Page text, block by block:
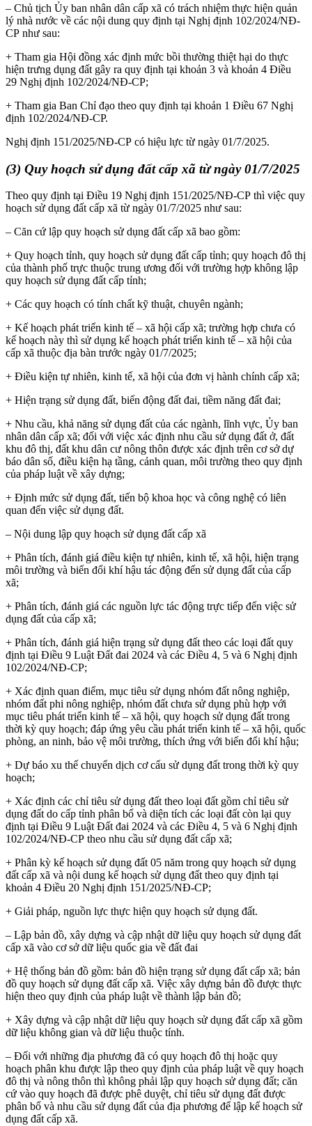
– Chủ tịch Ủy ban nhân dân cấp xã có trách nhiệm thực hiện quản
lý nhà nước về các nội dung quy định tại Nghị định 102/2024/NĐ-
CP như sau:
+ Tham gia Hội đồng xác định mức bồi thường thiệt hại do thực
hiện trưng dụng đất gây ra quy định tại khoản 3 và khoản 4 Điều
29 Nghị định 102/2024/NĐ-CP;
+ Tham gia Ban Chỉ đạo theo quy định tại khoản 1 Điều 67 Nghị
định 102/2024/NĐ-CP.
Nghị định 151/2025/NĐ-CP có hiệu lực từ ngày 01/7/2025.
(3) Quy hoạch sử dụng đất cấp xã từ ngày 01/7/2025
Theo quy định tại Điều 19 Nghị định 151/2025/NĐ-CP thì việc quy
hoạch sử dụng đất cấp xã từ ngày 01/7/2025 như sau:
– Căn cứ lập quy hoạch sử dụng đất cấp xã bao gồm:
+ Quy hoạch tỉnh, quy hoạch sử dụng đất cấp tỉnh; quy hoạch đô thị
của thành phố trực thuộc trung ương đối với trường hợp không lập
quy hoạch sử dụng đất cấp tỉnh;
+ Các quy hoạch có tính chất kỹ thuật, chuyên ngành;
+ Kế hoạch phát triển kinh tế – xã hội cấp xã; trường hợp chưa có
kế hoạch này thì sử dụng kế hoạch phát triển kinh tế – xã hội của
cấp xã thuộc địa bàn trước ngày 01/7/2025;
+ Điều kiện tự nhiên, kinh tế, xã hội của đơn vị hành chính cấp xã;
+ Hiện trạng sử dụng đất, biến động đất đai, tiềm năng đất đai;
+ Nhu cầu, khả năng sử dụng đất của các ngành, lĩnh vực, Ủy ban
nhân dân cấp xã; đối với việc xác định nhu cầu sử dụng đất ở, đất
khu đô thị, đất khu dân cư nông thôn được xác định trên cơ sở dự
báo dân số, điều kiện hạ tầng, cảnh quan, môi trường theo quy định
của pháp luật về xây dựng;
+ Định mức sử dụng đất, tiến bộ khoa học và công nghệ có liên
quan đến việc sử dụng đất.
– Nội dung lập quy hoạch sử dụng đất cấp xã
+ Phân tích, đánh giá điều kiện tự nhiên, kinh tế, xã hội, hiện trạng
môi trường và biến đổi khí hậu tác động đến sử dụng đất của cấp
xã;
+ Phân tích, đánh giá các nguồn lực tác động trực tiếp đến việc sử
dụng đất của cấp xã;
+ Phân tích, đánh giá hiện trạng sử dụng đất theo các loại đất quy
định tại Điều 9 Luật Đất đai 2024 và các Điều 4, 5 và 6 Nghị định
102/2024/NĐ-CP;
+ Xác định quan điểm, mục tiêu sử dụng nhóm đất nông nghiệp,
nhóm đất phi nông nghiệp, nhóm đất chưa sử dụng phù hợp với
mục tiêu phát triển kinh tế – xã hội, quy hoạch sử dụng đất trong
thời kỳ quy hoạch; đáp ứng yêu cầu phát triển kinh tế – xã hội, quốc
phòng, an ninh, bảo vệ môi trường, thích ứng với biến đổi khí hậu;
+ Dự báo xu thế chuyển dịch cơ cấu sử dụng đất trong thời kỳ quy
hoạch;
+ Xác định các chỉ tiêu sử dụng đất theo loại đất gồm chỉ tiêu sử
dụng đất do cấp tỉnh phân bổ và diện tích các loại đất còn lại quy
định tại Điều 9 Luật Đất đai 2024 và các Điều 4, 5 và 6 Nghị định
102/2024/NĐ-CP theo nhu cầu sử dụng đất cấp xã;
+ Phân kỳ kế hoạch sử dụng đất 05 năm trong quy hoạch sử dụng
đất cấp xã và nội dung kế hoạch sử dụng đất theo quy định tại
khoản 4 Điều 20 Nghị định 151/2025/NĐ-CP;
+ Giải pháp, nguồn lực thực hiện quy hoạch sử dụng đất.
– Lập bản đồ, xây dựng và cập nhật dữ liệu quy hoạch sử dụng đất
cấp xã vào cơ sở dữ liệu quốc gia về đất đai
+ Hệ thống bản đồ gồm: bản đồ hiện trạng sử dụng đất cấp xã; bản
đồ quy hoạch sử dụng đất cấp xã. Việc xây dựng bản đồ được thực
hiện theo quy định của pháp luật về thành lập bản đồ;
+ Xây dựng và cập nhật dữ liệu quy hoạch sử dụng đất cấp xã gồm
dữ liệu không gian và dữ liệu thuộc tính.
– Đối với những địa phương đã có quy hoạch đô thị hoặc quy
hoạch phân khu được lập theo quy định của pháp luật về quy hoạch
đô thị và nông thôn thì không phải lập quy hoạch sử dụng đất; căn
cứ vào quy hoạch đã được phê duyệt, chỉ tiêu sử dụng đất được
phân bổ và nhu cầu sử dụng đất của địa phương để lập kế hoạch sử
dụng đất cấp xã.